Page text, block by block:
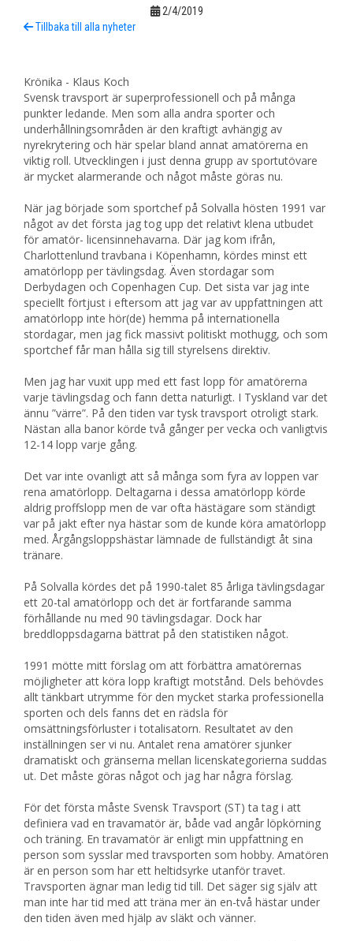
2/4/2019
Tillbaka till alla nyheter
Krönika - Klaus Koch
Svensk travsport är superprofessionell och på många
punkter ledande. Men som alla andra sporter och
underhållningsområden är den kraftigt avhängig av
nyrekrytering och här spelar bland annat amatörerna en
viktig roll. Utvecklingen i just denna grupp av sportutövare
är mycket alarmerande och något måste göras nu.
När jag började som sportchef på Solvalla hösten 1991 var
något av det första jag tog upp det relativt klena utbudet
för amatör- licensinnehavarna. Där jag kom ifrån,
Charlottenlund travbana i Köpenhamn, kördes minst ett
amatörlopp per tävlingsdag. Även stordagar som
Derbydagen och Copenhagen Cup. Det sista var jag inte
speciellt förtjust i eftersom att jag var av uppfattningen att
amatörlopp inte hör(de) hemma på internationella
stordagar, men jag fick massivt politiskt mothugg, och som
sportchef får man hålla sig till styrelsens direktiv.
Men jag har vuxit upp med ett fast lopp för amatörerna
varje tävlingsdag och fann detta naturligt. I Tyskland var det
ännu ”värre”. På den tiden var tysk travsport otroligt stark.
Nästan alla banor körde två gånger per vecka och vanligtvis
12-14 lopp varje gång.
Det var inte ovanligt att så många som fyra av loppen var
rena amatörlopp. Deltagarna i dessa amatörlopp körde
aldrig proffslopp men de var ofta hästägare som ständigt
var på jakt efter nya hästar som de kunde köra amatörlopp
med. Årgångsloppshästar lämnade de fullständigt åt sina
tränare.
På Solvalla kördes det på 1990-talet 85 årliga tävlingsdagar
ett 20-tal amatörlopp och det är fortfarande samma
förhållande nu med 90 tävlingsdagar. Dock har
breddloppsdagarna bättrat på den statistiken något.
1991 mötte mitt förslag om att förbättra amatörernas
möjligheter att köra lopp kraftigt motstånd. Dels behövdes
allt tänkbart utrymme för den mycket starka professionella
sporten och dels fanns det en rädsla för
omsättningsförluster i totalisatorn. Resultatet av den
inställningen ser vi nu. Antalet rena amatörer sjunker
dramatiskt och gränserna mellan licenskategorierna suddas
ut. Det måste göras något och jag har några förslag.
För det första måste Svensk Travsport (ST) ta tag i att
definiera vad en travamatör är, både vad angår löpkörning
och träning. En travamatör är enligt min uppfattning en
person som sysslar med travsporten som hobby. Amatören
är en person som har ett heltidsyrke utanför travet.
Travsporten ägnar man ledig tid till. Det säger sig själv att
man inte har tid med att träna mer än en-två hästar under
den tiden även med hjälp av släkt och vänner.